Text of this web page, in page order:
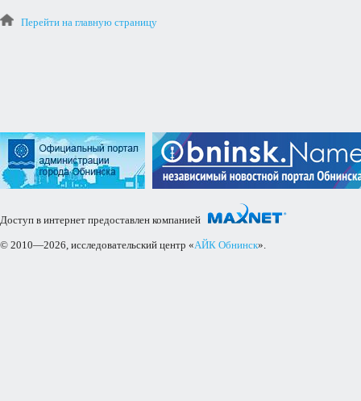
Перейти на главную страницу
Доступ в интернет предоставлен компанией
© 2010—2026, исследовательский центр «АЙК Обнинск».